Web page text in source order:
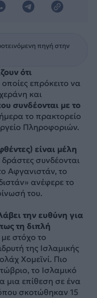
πηγή στην
ότι
οποίες επρόκειτο να
και
συνδέονται με το
το πρακτορείο
Πληροφοριών.
είναι μέλη
δράστες συνδέονται
Αφγανιστάν, το
ανέφερε το
του.
την ευθύνη για
τη διπλή
στόχο το
της Ισλαμικής
Χομεϊνί. Πιο
το Ισλαμικό
μια επίθεση σε ένα
σκοτώθηκαν 15